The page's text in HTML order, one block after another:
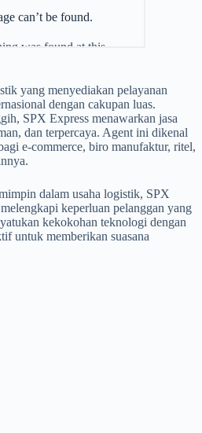
yang menyediakan pelayanan
dengan cakupan luas.
SPX Express menawarkan jasa
dan terpercaya. Agent ini dikenal
e-commerce, biro manufaktur, ritel,
dalam usaha logistik, SPX
keperluan pelanggan yang
kekokohan teknologi dengan
untuk memberikan suasana